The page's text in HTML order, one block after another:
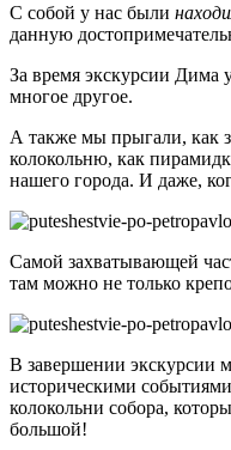
С собой у нас были
данную
За время экскурсии Дима
многое другое.
А также мы прыгали, как
колокольню, как
нашего города. И даже,
Самой захватывающей
там можно не только
В завершении экскурсии
историческими
колокольни собора,
большой!